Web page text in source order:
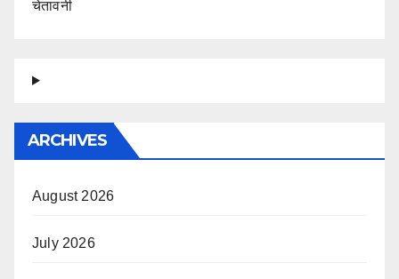
चेतावनी
ARCHIVES
August 2026
July 2026